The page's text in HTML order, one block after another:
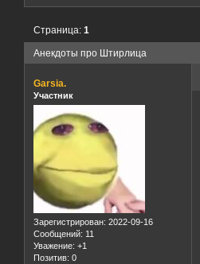
Анекдоты про Штирлица
Страница:1
Garsia.
Участник
Зарегистрирован: 2022-09-16
Сообщений: 11
Уважение: +1
Позитив: 0